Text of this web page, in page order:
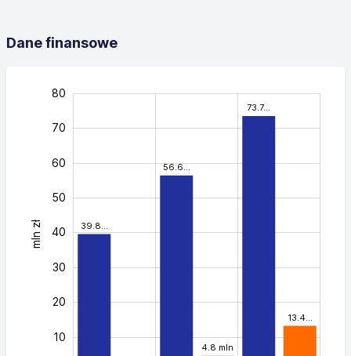
Dane finansowe
39.8…
56.6…
73.7…
4.8 mln
13.4…
mln zł 40
10
20
30
40
50
60
70
80